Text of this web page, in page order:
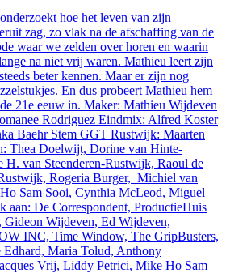
hoe het leven van zijn
zag, zo vlak na de afschaffing van de
waar we zelden over horen en waarin
na niet vrij waren. Mathieu leert zijn
beter kennen. Maar er zijn nog
En dus probeert Mathieu hem
21e eeuw in. Maker: Mathieu Wijdeven
Rodriguez Eindmix: Alfred Koster
Baehr Stem GGT Rustwijk: Maarten
Thea Doelwijt, Dorine van Hinte-
H. van Steenderen-Rustwijk, Raoul de
Rogeria Burger, Michiel van
Sam Sooi, Cynthia McLeod, Miguel
aan: De Correspondent, ProductieHuis
Gideon Wijdeven, Ed Wijdeven,
INC, Time Window, The GripBusters,
Edhard, Maria Tolud, Anthony
Vrij, Liddy Petrici, Mike Ho Sam